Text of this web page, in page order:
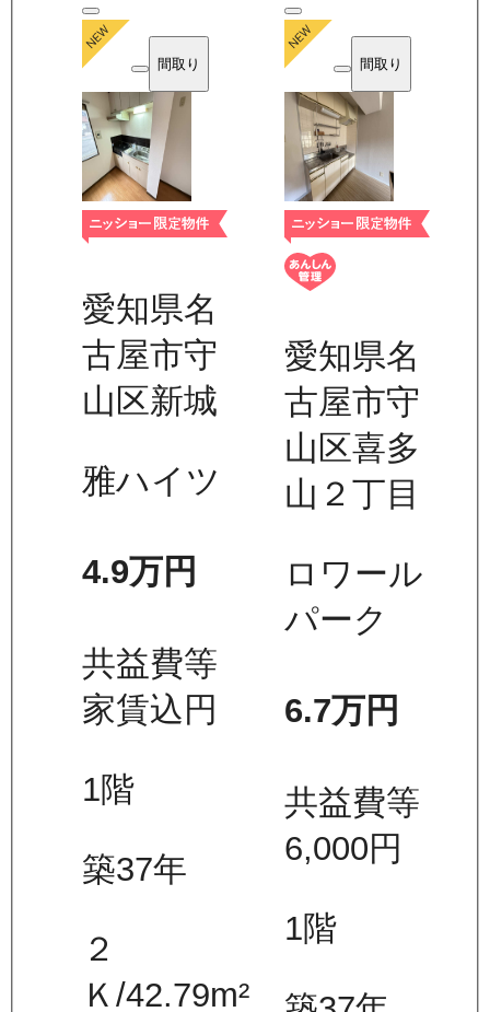
間取り
愛知県名
古屋市守
山区新城
雅ハイツ
4.9万円
共益費等
家賃込円
1階
築37年
２
Ｋ/42.79m²
間取り
愛知県名
古屋市守
山区喜多
山２丁目
ロワール
パーク
6.7万円
共益費等
6,000円
1階